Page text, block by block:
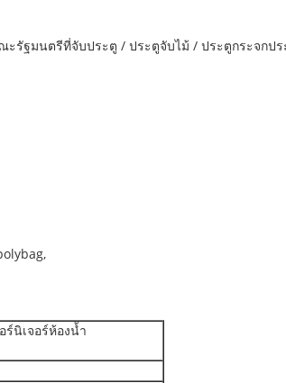
ะรัฐมนตรีที่จับประตู / ประตูจับไม้ / ประตูกระจก
นิเจอร์ห้องน้ำ